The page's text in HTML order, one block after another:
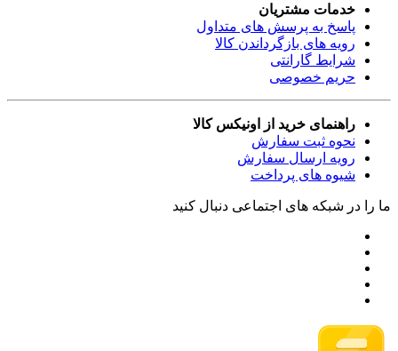
خدمات مشتریان
پاسخ به پرسش های متداول
رویه های بازگرداندن کالا
شرایط گارانتی
حریم خصوصی
راهنمای خرید از اونیکس کالا
نحوه ثبت سفارش
رویه ارسال سفارش
شیوه های پرداخت
ما را در شبکه های اجتماعی دنبال کنید